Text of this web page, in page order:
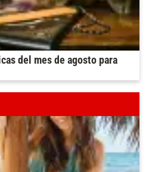
del mes de agosto para